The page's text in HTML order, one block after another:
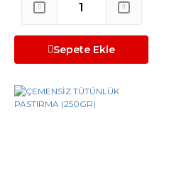
Sepete Ekle